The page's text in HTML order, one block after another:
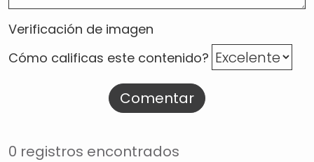
Verificación de imagen
Cómo calificas este contenido?
Comentar
0 registros encontrados